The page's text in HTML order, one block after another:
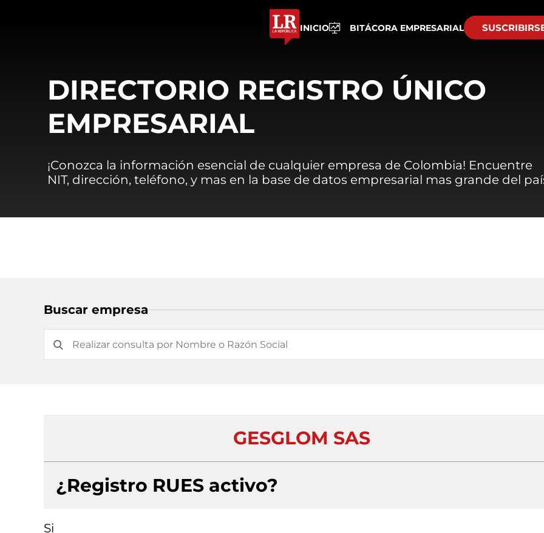
INICIO BITÁCORA EMPRESARIAL
DIRECTORIO REGISTRO ÚNICO
EMPRESARIAL
¡Conozca la información esencial de cualquier empresa de Colombia! Encuentre
NIT, dirección, teléfono, y mas en la base de datos empresarial mas grande del
Buscar empresa
GESGLOM SAS
¿Registro RUES activo?
Si